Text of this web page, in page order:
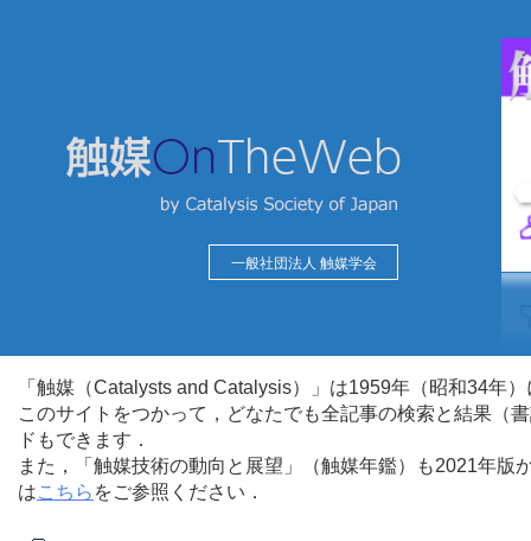
一般社団法人 触媒学会
「触媒（Catalysts and Catalysis）」は1959年（昭和34年
このサイトをつかって，どなたでも全記事の検索と結果（
ドもできます．
また，「触媒技術の動向と展望」（触媒年鑑）も2021年
はこちら をご参照ください．